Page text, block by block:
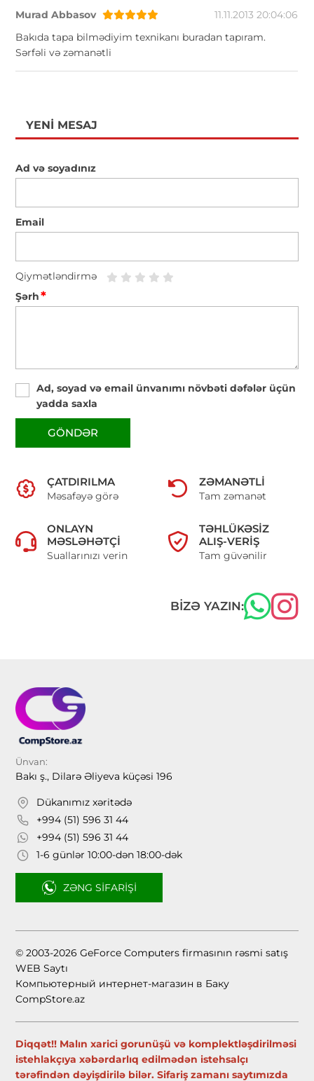
Murad Abbasov
11.11.2013 20:04:06
Bakıda tapa bilmədiyim texnikanı buradan tapıram.
Sərfəli və zəmanətli
YENI MESAJ
Ad və soyadınız
Email
Qiymətləndirmə
Şərh*
Ad, soyad və email ünvanımı növbəti dəfələr üçün
yadda saxla
GÖNDƏR
ÇATDIRILMA
Məsafəyə görə
ZƏMANƏTLI
Tam zəmanət
ONLAYN
MƏSLƏHƏTÇI
Suallarınızı verin
TƏHLÜKƏSIZ
ALIŞ-VERIŞ
Tam güvənilir
BIZƏ YAZIN:
Ünvan:
Bakı ş., Dilarə Əliyeva küçəsi 196
Dükanımız xəritədə
+994 (51) 596 31 44
+994 (51) 596 31 44
1-6 günlər 10:00-dən 18:00-dək
ZƏNG SIFARIŞI
© 2003-2026 GeForce Computers firmasının rəsmi satış
WEB Saytı
Компьютерный интернет-магазин в Баку
CompStore.az
Diqqət!! Malın xarici gorunüşü və komplektləşdirilməsi
istehlakçıya xəbərdarlıq edilmədən istehsalçı
tərəfindən dəyişdirilə bilər. Sifariş zamanı saytımızda